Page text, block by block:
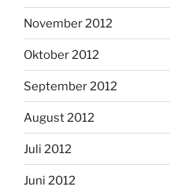
November 2012
Oktober 2012
September 2012
August 2012
Juli 2012
Juni 2012